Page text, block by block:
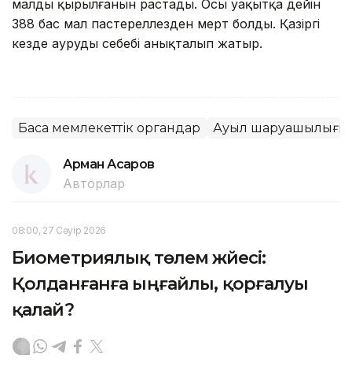
малдың қырылғанын растады. Осы уақытқа дейін
388 бас мал пастереллезден мерт болды. Қазіргі
кезде аурудың себебі анықталып жатыр.
Басқа мемлекеттік органдар Ауыл шаруашылығы
Арман Асқаров
Авторлар
08:00, 27 Сәуір 2026
Биометриялық төлем жүйесі:
Қолданғанға ыңғайлы, қорғалуы
қалай?